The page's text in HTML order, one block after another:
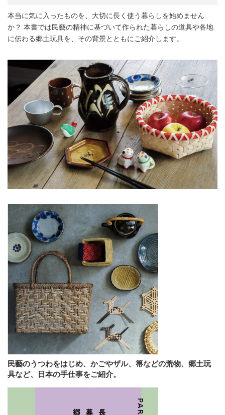
本当に気に入ったものを、大切に長く使う暮らしを始めません
か？ 本書では民藝の精神に基づいて作られた暮らしの道具や各地
に伝わる郷土玩具を、その背景とともにご紹介します。
民藝のうつわをはじめ、かごやザル、箒などの荒物、郷土玩
具など、日本の手仕事をご紹介。